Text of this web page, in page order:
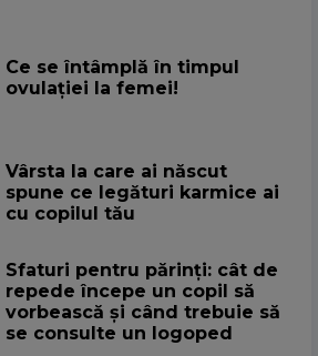
Ce se întâmplă în timpul
ovulației la femei!
Vârsta la care ai născut
spune ce legături karmice ai
cu copilul tău
Sfaturi pentru părinți: cât de
repede începe un copil să
vorbească și când trebuie să
se consulte un logoped